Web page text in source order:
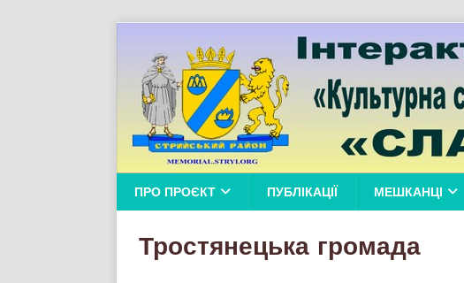
ПРО ПРОЄКТ ПУБЛІКАЦІЇ МЕШКАНЦІ
Тростянецька громада